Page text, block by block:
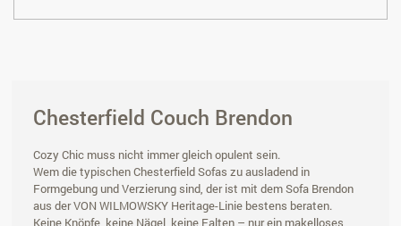
Chesterfield Couch Brendon
Cozy Chic muss nicht immer gleich opulent sein.
Wem die typischen Chesterfield Sofas zu ausladend in
Formgebung und Verzierung sind, der ist mit dem Sofa Brendon
aus der VON WILMOWSKY Heritage-Linie bestens beraten.
Keine Knöpfe, keine Nägel, keine Falten – nur ein makelloses